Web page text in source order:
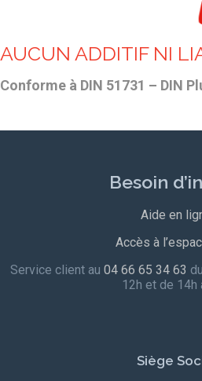
AUCUN ADDITIF NI
Conforme à DIN 51731 – DIN
Besoin
Aide en
Accès à
Service client au 04 66 65 34 63
12h et de 14h
Siège